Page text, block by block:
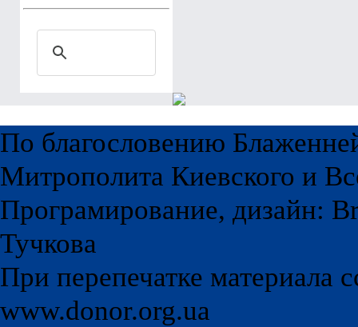
По благословению
Митрополита Киевского и
Програмирование, дизайн:
Тучкова
При перепечатке материала
www.donor.org.ua